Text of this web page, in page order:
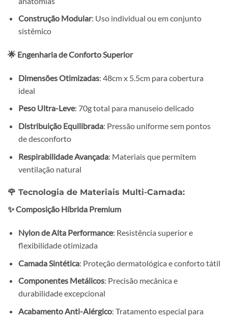
Construção Modular: Uso individual ou em conjunto
sistêmico
🌟 Engenharia de Conforto Superior
Dimensões Otimizadas: 48cm x 5.5cm para cobertura
ideal
Peso Ultra-Leve: 70g total para manuseio delicado
Distribuição Equilibrada: Pressão uniforme sem pontos
de desconforto
Respirabilidade Avançada: Materiais que permitem
ventilação natural
🌹 Tecnologia de Materiais Multi-Camada:
✨ Composição Híbrida Premium
Nylon de Alta Performance: Resistência superior e
flexibilidade otimizada
Camada Sintética: Proteção dermatológica e conforto tátil
Componentes Metálicos: Precisão mecânica e
durabilidade excepcional
Acabamento Anti-Alérgico: Tratamento especial para